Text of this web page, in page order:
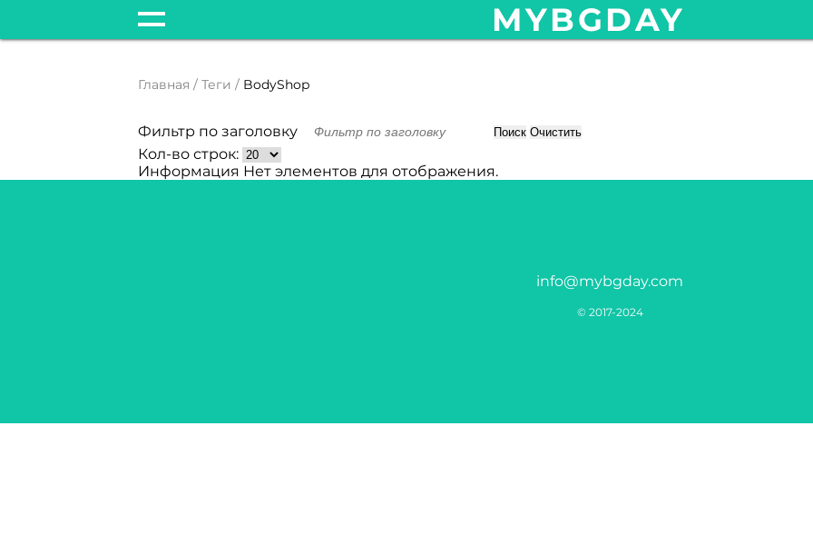
MYBGDAY
Главная Теги BodyShop
Фильтр по заголовку Поиск Очистить
Кол-во строк:
Информация Нет элементов для отображения.
info@mybgday.com
© 2017-2024